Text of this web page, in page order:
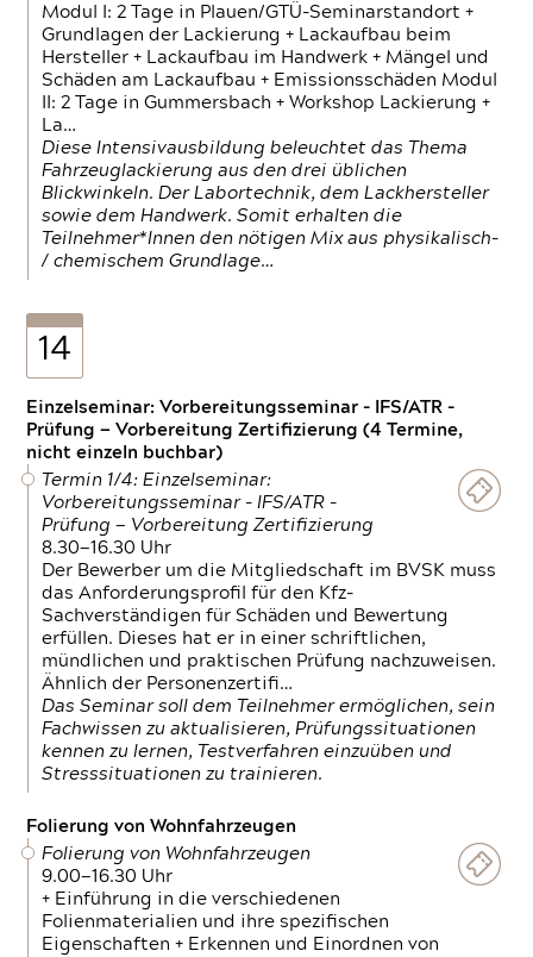
Modul I: 2 Tage in Plauen/GTÜ-Seminarstandort +
Grundlagen der Lackierung + Lackaufbau beim
Hersteller + Lackaufbau im Handwerk + Mängel und
Schäden am Lackaufbau + Emissionsschäden Modul
II: 2 Tage in Gummersbach + Workshop Lackierung +
La…
Diese Intensivausbildung beleuchtet das Thema
Fahrzeuglackierung aus den drei üblichen
Blickwinkeln. Der Labortechnik, dem Lackhersteller
sowie dem Handwerk. Somit erhalten die
Teilnehmer*Innen den nötigen Mix aus physikalisch-
/ chemischem Grundlage…
14
Einzelseminar: Vorbereitungsseminar - IFS/ATR -
Prüfung — Vorbereitung Zertifizierung (4 Termine,
nicht einzeln buchbar)
Termin 1/4: Einzelseminar:
Vorbereitungsseminar - IFS/ATR -
Prüfung — Vorbereitung Zertifizierung
8.30—16.30 Uhr
Der Bewerber um die Mitgliedschaft im BVSK muss
das Anforderungsprofil für den Kfz-
Sachverständigen für Schäden und Bewertung
erfüllen. Dieses hat er in einer schriftlichen,
mündlichen und praktischen Prüfung nachzuweisen.
Ähnlich der Personenzertifi…
Das Seminar soll dem Teilnehmer ermöglichen, sein
Fachwissen zu aktualisieren, Prüfungssituationen
kennen zu lernen, Testverfahren einzuüben und
Stresssituationen zu trainieren.
Folierung von Wohnfahrzeugen
Folierung von Wohnfahrzeugen
9.00—16.30 Uhr
+ Einführung in die verschiedenen
Folienmaterialien und ihre spezifischen
Eigenschaften + Erkennen und Einordnen von